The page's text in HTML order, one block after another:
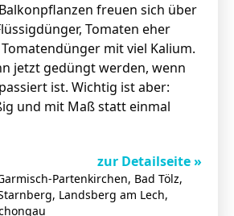
freuen sich über
Tomaten eher
mit viel Kalium.
jetzt gedüngt werden, wenn
ist. Wichtig ist aber:
und mit Maß statt einmal
zur Detailseite »
Partenkirchen, Bad Tölz,
Landsberg am Lech,